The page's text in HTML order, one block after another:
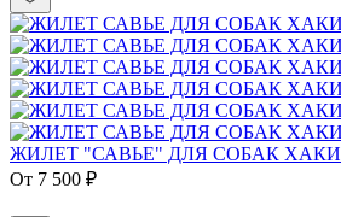
ЖИЛЕТ "САВЬЕ" ДЛЯ СОБАК ХАКИ
От 7 500 ₽